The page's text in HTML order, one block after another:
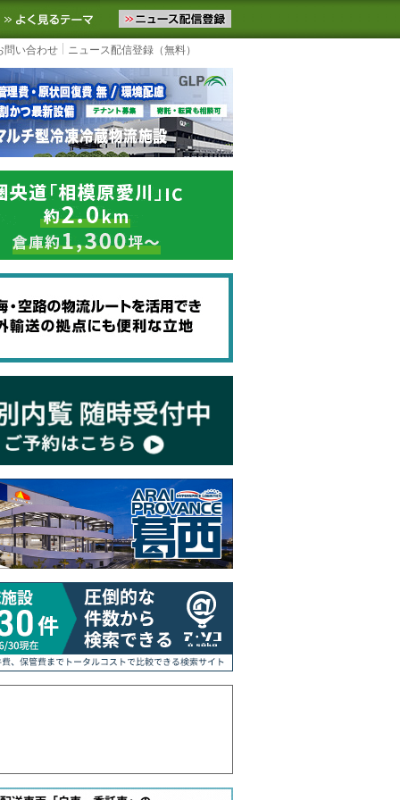
ースをお届けします。物流ニュースメール配信を登録する
お気に入りに追加 よく見るテーマ
問い合わせ ニュース配信登録（無料）